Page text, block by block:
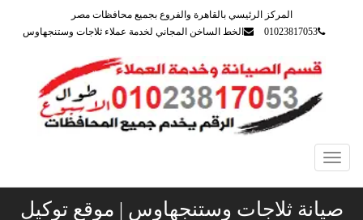
المركز الرئيسي بالقاهرة والفروع بجميع محافظات مصر
01023817053
الخط الساخن المجاني لخدمة عملاء ثلاجات وستنجهاوس
Toggle
navigation
صيانة ثلاجات وستنجهاوس | موقع توكيل